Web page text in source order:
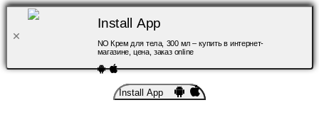
Install App
NO Крем для тела, 300 мл – купить в интернет-
магазине, цена, заказ online
Install App